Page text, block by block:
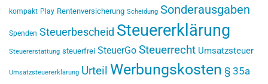
kompakt Play Rentenversicherung Scheidung Sonderausgaben
Spenden Steuerbescheid Steuererklärung
Steuererstattung steuerfrei SteuerGo Steuerrecht Umsatzsteuer
Umsatzsteuererklärung Urteil Werbungskosten § 35a